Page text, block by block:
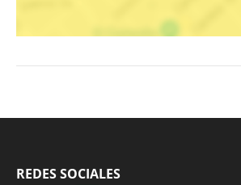
REDES SOCIALES